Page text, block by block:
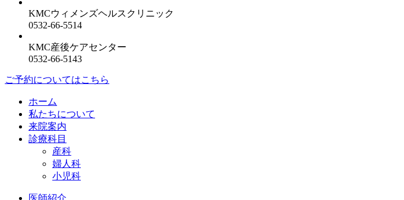
KMCウィメンズヘルスクリニック
0532-66-5514
KMC産後ケアセンター
0532-66-5143
ご予約についてはこちら
ホーム
私たちについて
来院案内
診療科目
産科
婦人科
小児科
医師紹介